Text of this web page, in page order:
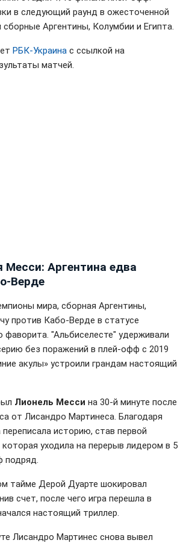
в следующий раунд в ожесточенной
Аргентины, Колумбии и Египта.
РБК-Украина с ссылкой на
матчей.
Месси: Аргентина едва
Верде
мира, сборная Аргентины,
против Кабо-Верде в статусе
фаворита. "Альбиселесте" удерживали
без поражений в плей-офф с 2019
акулы» устроили грандам настоящий
Лионель Месси на 30-й минуте после
от Лисандро Мартинеса. Благодаря
историю, став первой
уходила на перерыв лидером в 5
подряд.
тайме Дерой Дуарте шокировал
счет, после чего игра перешла в
настоящий триллер.
Лисандро Мартинес снова вывел